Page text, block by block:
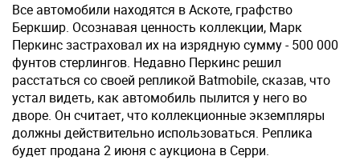
Все автомобили находятся в Аскоте, графство
Беркшир. Осознавая ценность коллекции, Марк
Перкинс застраховал их на изрядную сумму - 500 000
фунтов стерлингов. Недавно Перкинс решил
расстаться со своей репликой Batmobile, сказав, что
устал видеть, как автомобиль пылится у него во
дворе. Он считает, что коллекционные экземпляры
должны действительно использоваться. Реплика
будет продана 2 июня с аукциона в Серри.